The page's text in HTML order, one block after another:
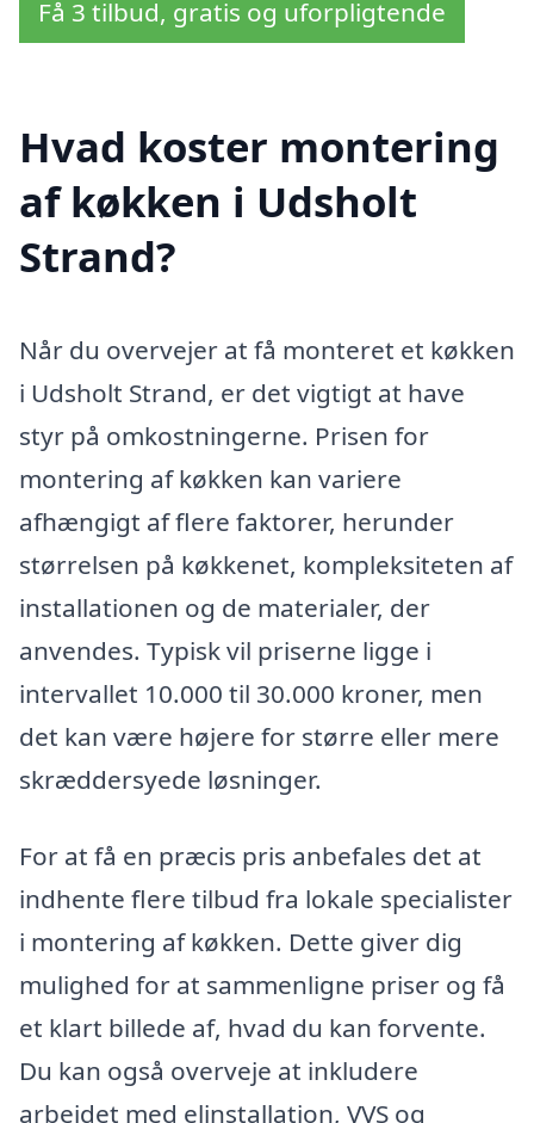
Få 3 tilbud, gratis og uforpligtende
Hvad koster montering
af køkken i Udsholt
Strand?
Når du overvejer at få monteret et køkken
i Udsholt Strand, er det vigtigt at have
styr på omkostningerne. Prisen for
montering af køkken kan variere
afhængigt af flere faktorer, herunder
størrelsen på køkkenet, kompleksiteten af
installationen og de materialer, der
anvendes. Typisk vil priserne ligge i
intervallet 10.000 til 30.000 kroner, men
det kan være højere for større eller mere
skræddersyede løsninger.
For at få en præcis pris anbefales det at
indhente flere tilbud fra lokale specialister
i montering af køkken. Dette giver dig
mulighed for at sammenligne priser og få
et klart billede af, hvad du kan forvente.
Du kan også overveje at inkludere
arbejdet med elinstallation, VVS og